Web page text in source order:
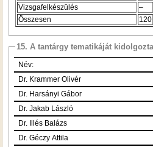
Vizsgafelkészülés
–
Összesen
120
15. A tantárgy tematikáját kidolgozta
Név:
Dr. Krammer Olivér
Dr. Harsányi Gábor
Dr. Jakab László
Dr. Illés Balázs
Dr. Géczy Attila